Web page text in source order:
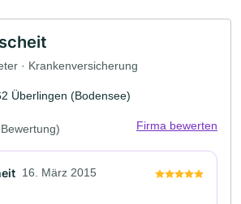
· Krankenversicherung
Überlingen (Bodensee)
Firma bewerten
16. März 2015